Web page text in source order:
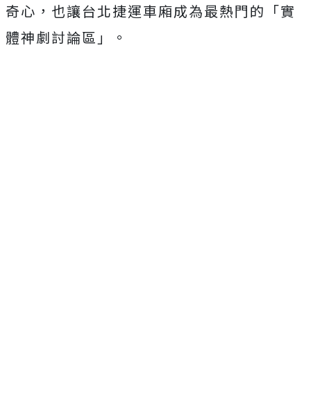
奇心， 也讓台北捷運車廂成為最熱門的「實
體神劇討論區」。